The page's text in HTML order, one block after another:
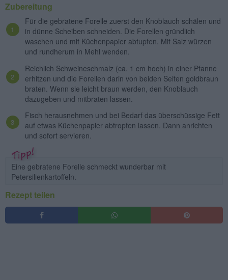
Zubereitung
Für die gebratene Forelle zuerst den Knoblauch schälen und
in dünne Scheiben schneiden. Die Forellen gründlich
waschen und mit Küchenpapier abtupfen. Mit Salz würzen
und rundherum in Mehl wenden.
Reichlich Schweineschmalz (ca. 1 cm hoch) in einer Pfanne
erhitzen und die Forellen darin von beiden Seiten goldbraun
braten. Wenn sie leicht braun werden, den Knoblauch
dazugeben und mitbraten lassen.
Fisch herausnehmen und bei Bedarf das überschüssige Fett
auf etwas Küchenpapier abtropfen lassen. Dann anrichten
und sofort servieren.
Eine gebratene Forelle schmeckt wunderbar mit
Petersilienkartoffeln.
Rezept teilen